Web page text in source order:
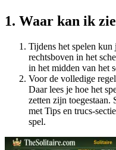
1. Waar kan ik
Tijdens het spelen kun
rechtsboven in het
in het midden van het
Voor de volledige
Daar lees je hoe het
zetten zijn toegestaan.
met Tips en trucs-
spel.